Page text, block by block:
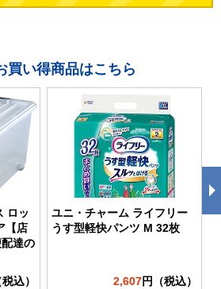
買い得商品はこちら
ロッ
【店
達の
込）
ユニ・チャーム ライフリー
うす型軽快パンツ M 32枚
2,607円（税込）